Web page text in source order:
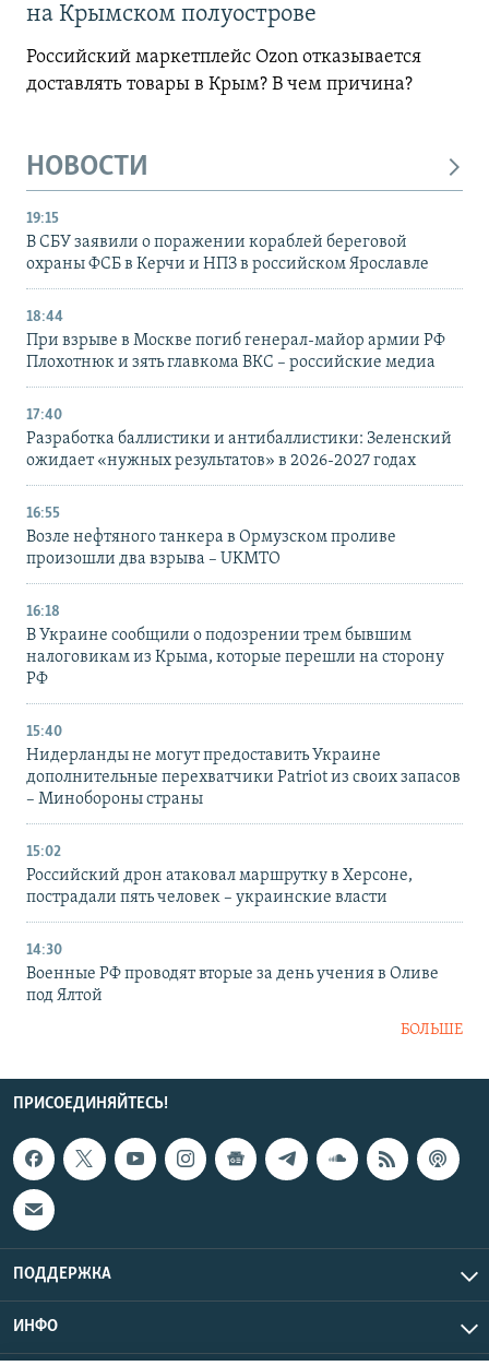
на Крымском полуострове
Российский маркетплейс Ozon отказывается
доставлять товары в Крым? В чем причина?
НОВОСТИ
19:15
В СБУ заявили о поражении кораблей береговой
охраны ФСБ в Керчи и НПЗ в российском Ярославле
18:44
При взрыве в Москве погиб генерал-майор армии РФ
Плохотнюк и зять главкома ВКС – российские медиа
17:40
Разработка баллистики и антибаллистики: Зеленский
ожидает «нужных результатов» в 2026-2027 годах
16:55
Возле нефтяного танкера в Ормузском проливе
произошли два взрыва – UKMTO
16:18
В Украине сообщили о подозрении трем бывшим
налоговикам из Крыма, которые перешли на сторону
РФ
15:40
Нидерланды не могут предоставить Украине
дополнительные перехватчики Patriot из своих запасов
– Минобороны страны
15:02
Российский дрон атаковал маршрутку в Херсоне,
пострадали пять человек – украинские власти
14:30
Военные РФ проводят вторые за день учения в Оливе
под Ялтой
БОЛЬШЕ
ПРИСОЕДИНЯЙТЕСЬ!
ПОДДЕРЖКА
ИНФО